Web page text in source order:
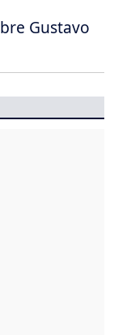
Gustavo